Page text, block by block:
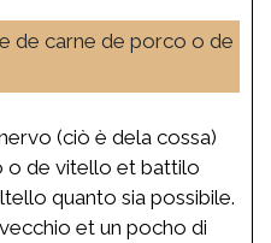
de carne de porco o de
(ciò è dela cossa)
o de vitello et battilo
quanto sia possibile.
et un pocho di